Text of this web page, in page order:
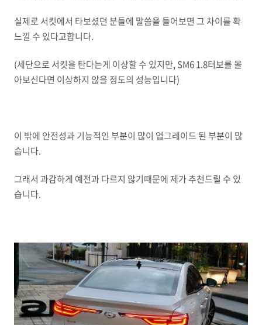
실제로 서킷에서 타보셨던 분들에 말씀을 들어보면 그 차이를 확
느낄 수 있다고합니다.
(세단으로 서킷을 탄다는게 이상할 수 있지만, SM6 1.8터보를 몰
아보신다면 이상하지 않을 정도의 성능입니다)
이 밖에 안전성과 기능적인 부분이 많이 업그레이드 된 부분이 많
습니다.
그래서 과감하게 예전과 다르지 않기때문에 제가 추천드릴 수 있
습니다.